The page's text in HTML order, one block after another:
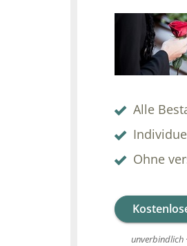
Alle
Ohne
unverbindlich